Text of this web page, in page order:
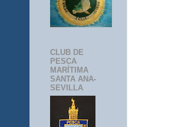
CLUB DE
PESCA
MARÍTIMA
SANTA ANA-
SEVILLA